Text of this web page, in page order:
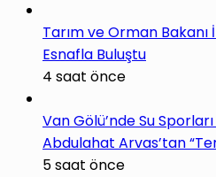
Tarım ve Orman Bakanı
Esnafla Buluştu
4 saat önce
Van Gölü’nde Su
Abdulahat Arvas’tan
5 saat önce